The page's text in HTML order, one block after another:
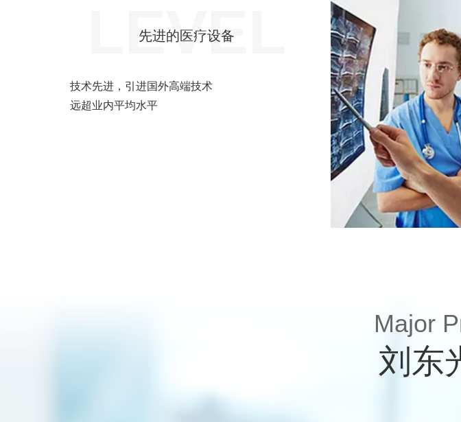
LEVEL
先进的医疗设备
技术先进，引进国外高端技术
远超业内平均水平
Major
刘东